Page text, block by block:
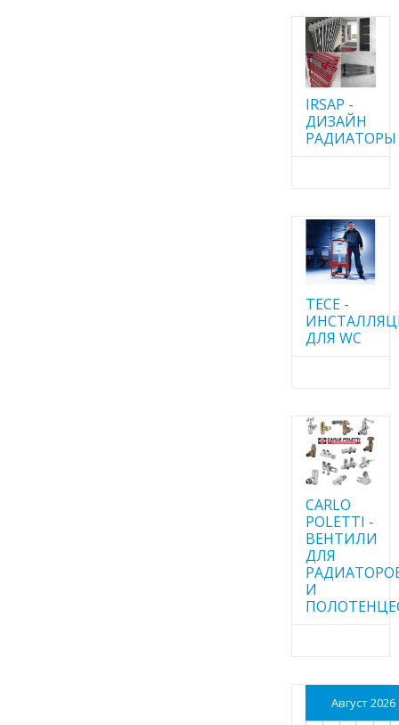
IRSAP -
ДИЗАЙН
РАДИАТОРЫ
TECE -
ДЛЯ WC
CARLO
POLETTI -
ВЕНТИЛИ
ДЛЯ
И
Август 2026